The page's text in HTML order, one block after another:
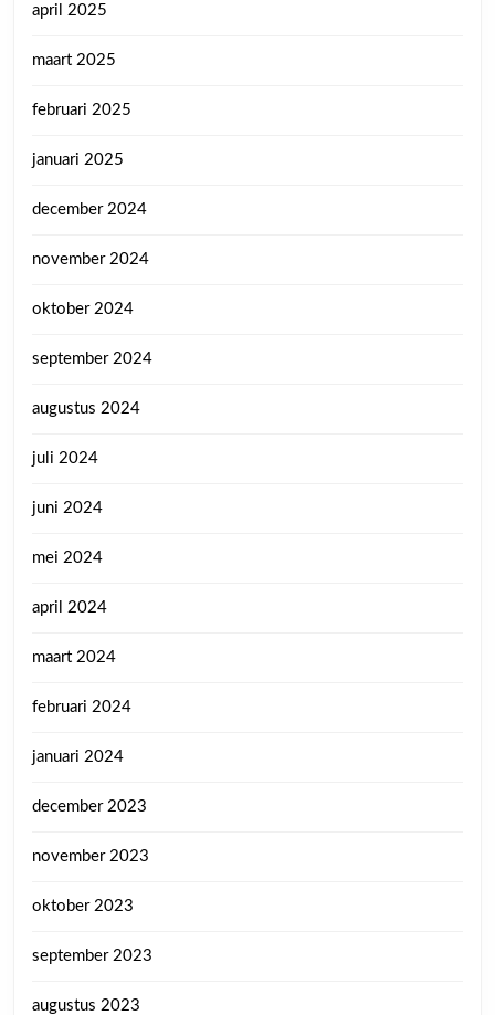
april 2025
maart 2025
februari 2025
januari 2025
december 2024
november 2024
oktober 2024
september 2024
augustus 2024
juli 2024
juni 2024
mei 2024
april 2024
maart 2024
februari 2024
januari 2024
december 2023
november 2023
oktober 2023
september 2023
augustus 2023